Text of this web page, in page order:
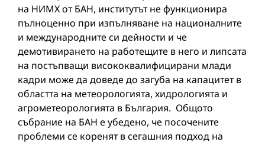
на НИМХ от БАН, институтът не функционира
пълноценно при изпълняване на националните
и международните си дейности и че
демотивирането на работещите в него и липсата
на постъпващи висококвалифицирани млади
кадри може да доведе до загуба на капацитет в
областта на метеорологията, хидрологията и
агрометеорологията в България. Общото
събрание на БАН е убедено, че посочените
проблеми се коренят в сегашния подход на